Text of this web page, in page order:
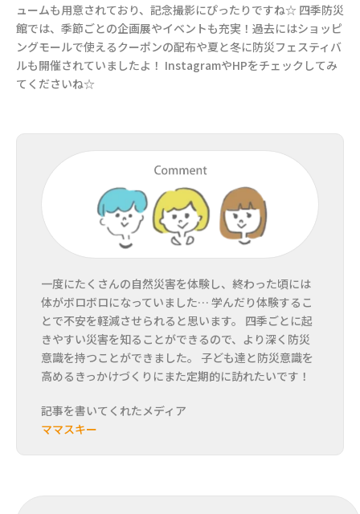
ュームも用意されており、記念撮影にぴったりですね☆ 四季防災
館では、季節ごとの企画展やイベントも充実！過去にはショッピ
ングモールで使えるクーポンの配布や夏と冬に防災フェスティバ
ルも開催されていましたよ！ InstagramやHPをチェックしてみ
てくださいね☆
一度にたくさんの自然災害を体験し、終わった頃には
体がボロボロになっていました… 学んだり体験するこ
とで不安を軽減させられると思います。 四季ごとに起
きやすい災害を知ることができるので、より深く防災
意識を持つことができました。 子ども達と防災意識を
高めるきっかけづくりにまた定期的に訪れたいです！
記事を書いてくれたメディア
ママスキー